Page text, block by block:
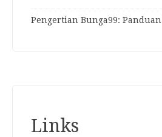
Pengertian Bunga99:
Links